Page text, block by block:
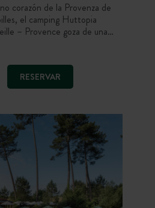
corazón de la Provenza de
el camping Huttopia
– Provence goza de una
Para tus actividades, elige
piscina, descubrir el parque
los Alpilles o los bonitos
RESERVAR